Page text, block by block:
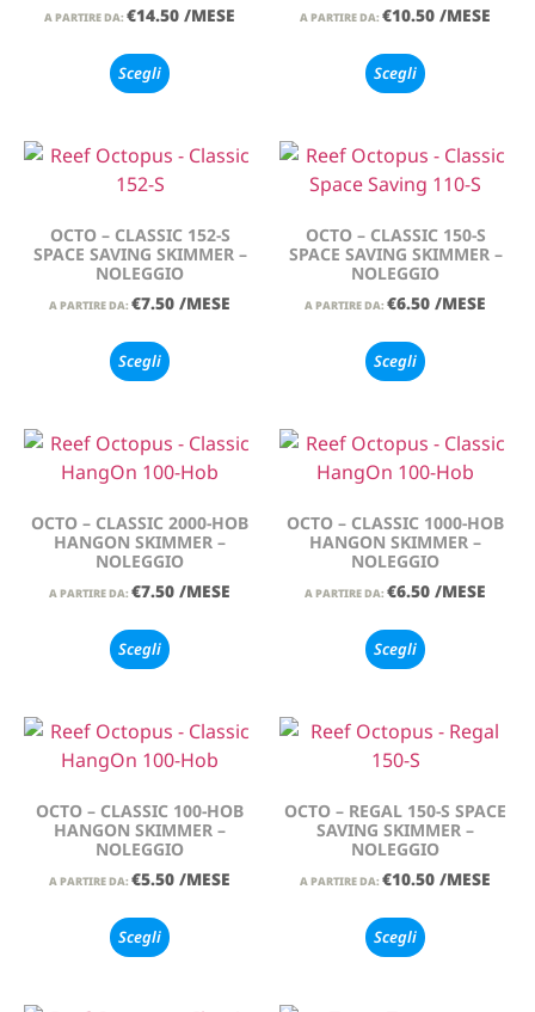
A PARTIRE DA: €14.50 /MESE
Scegli
A PARTIRE DA: €10.50 /MESE
Scegli
OCTO – CLASSIC 152-S
SPACE SAVING SKIMMER –
NOLEGGIO
A PARTIRE DA: €7.50 /MESE
Scegli
OCTO – CLASSIC 150-S
SPACE SAVING SKIMMER –
NOLEGGIO
A PARTIRE DA: €6.50 /MESE
Scegli
OCTO – CLASSIC 2000-HOB
HANGON SKIMMER –
NOLEGGIO
A PARTIRE DA: €7.50 /MESE
Scegli
OCTO – CLASSIC 1000-HOB
HANGON SKIMMER –
NOLEGGIO
A PARTIRE DA: €6.50 /MESE
Scegli
OCTO – CLASSIC 100-HOB
HANGON SKIMMER –
NOLEGGIO
A PARTIRE DA: €5.50 /MESE
Scegli
OCTO – REGAL 150-S SPACE
SAVING SKIMMER –
NOLEGGIO
A PARTIRE DA: €10.50 /MESE
Scegli